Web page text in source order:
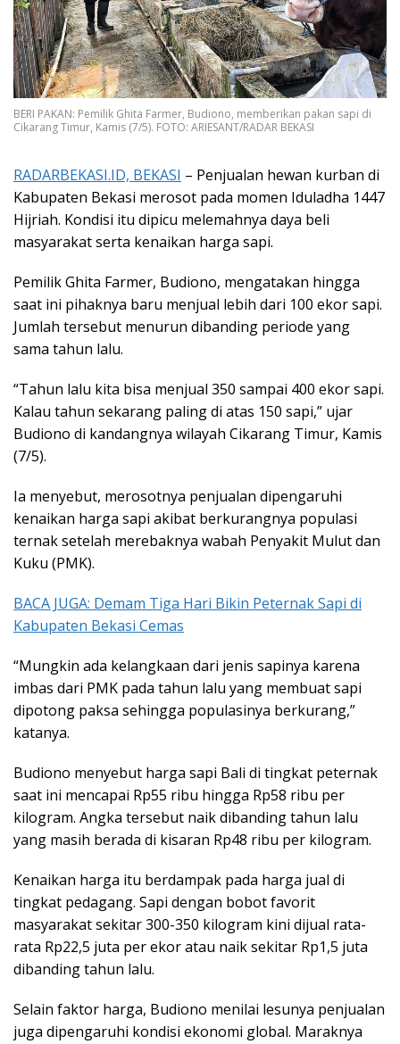
BERI PAKAN: Pemilik Ghita Farmer, Budiono, memberikan pakan sapi di
Cikarang Timur, Kamis (7/5). FOTO: ARIESANT/RADAR BEKASI
RADARBEKASI.ID, BEKASI – Penjualan hewan kurban di
Kabupaten Bekasi merosot pada momen Iduladha 1447
Hijriah. Kondisi itu dipicu melemahnya daya beli
masyarakat serta kenaikan harga sapi.
Pemilik Ghita Farmer, Budiono, mengatakan hingga
saat ini pihaknya baru menjual lebih dari 100 ekor sapi.
Jumlah tersebut menurun dibanding periode yang
sama tahun lalu.
“Tahun lalu kita bisa menjual 350 sampai 400 ekor sapi.
Kalau tahun sekarang paling di atas 150 sapi,” ujar
Budiono di kandangnya wilayah Cikarang Timur, Kamis
(7/5).
Ia menyebut, merosotnya penjualan dipengaruhi
kenaikan harga sapi akibat berkurangnya populasi
ternak setelah merebaknya wabah Penyakit Mulut dan
Kuku (PMK).
BACA JUGA: Demam Tiga Hari Bikin Peternak Sapi di
Kabupaten Bekasi Cemas
“Mungkin ada kelangkaan dari jenis sapinya karena
imbas dari PMK pada tahun lalu yang membuat sapi
dipotong paksa sehingga populasinya berkurang,”
katanya.
Budiono menyebut harga sapi Bali di tingkat peternak
saat ini mencapai Rp55 ribu hingga Rp58 ribu per
kilogram. Angka tersebut naik dibanding tahun lalu
yang masih berada di kisaran Rp48 ribu per kilogram.
Kenaikan harga itu berdampak pada harga jual di
tingkat pedagang. Sapi dengan bobot favorit
masyarakat sekitar 300-350 kilogram kini dijual rata-
rata Rp22,5 juta per ekor atau naik sekitar Rp1,5 juta
dibanding tahun lalu.
Selain faktor harga, Budiono menilai lesunya penjualan
juga dipengaruhi kondisi ekonomi global. Maraknya